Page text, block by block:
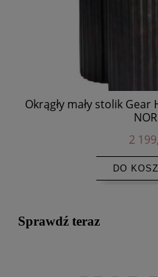
Okrągły mały stolik
2
DO
Sprawdź teraz